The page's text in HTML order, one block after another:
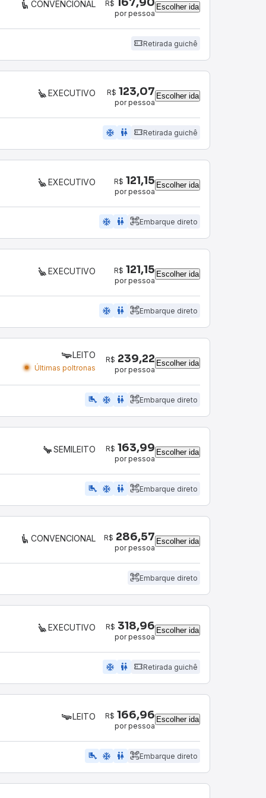
CONVENCIONAL R$
por pessoa
Escolher ida
Retirada guichê
EXECUTIVO R$ 123,07
por pessoa
Escolher ida
ac_unit wc Retirada guichê
EXECUTIVO R$ 121,15
por pessoa
Escolher ida
ac_unit wc Embarque direto
EXECUTIVO R$ 121,15
por pessoa
Escolher ida
ac_unit wc Embarque direto
LEITO
Últimas poltronas
R$ 239,22
por pessoa
Escolher ida
airline_seat_legroom_extra ac_unit wc Embarque direto
SEMILEITO R$ 163,99
por pessoa
Escolher ida
airline_seat_legroom_extra ac_unit WC Embarque direto
CONVENCIONAL R$ 286,57
por pessoa
Escolher ida
Embarque direto
EXECUTIVO R$ 318,96
por pessoa
Escolher ida
ac_unit wc Retirada guichê
LEITO R$ 166,96
por pessoa
Escolher ida
airline_seat_legroom_extra ac_unit wc Embarque direto